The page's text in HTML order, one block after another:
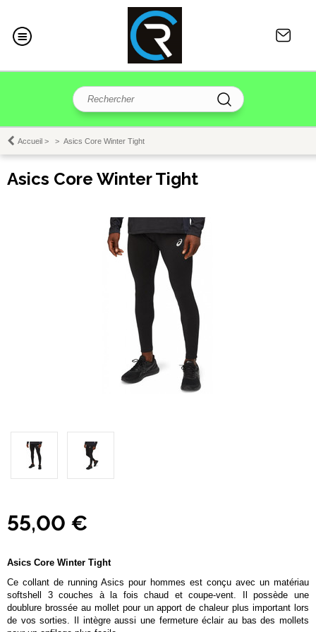
Accueil > > Asics Core Winter Tight
Asics Core Winter Tight
55,00 €
Asics Core Winter Tight
Ce collant de running Asics pour hommes est conçu avec un matériau
softshell 3 couches à la fois chaud et coupe-vent. Il possède une
doublure brossée au mollet pour un apport de chaleur plus important lors
de vos sorties. Il intègre aussi une fermeture éclair au bas des mollets